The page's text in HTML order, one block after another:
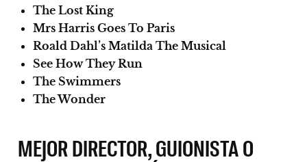
The Lost King
Mrs Harris Goes To Paris
Roald Dahl’s Matilda The Musical
See How They Run
The Swimmers
The Wonder
MEJOR DIRECTOR, GUIONISTA O